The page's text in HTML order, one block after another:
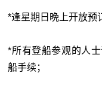
*逢星期日晩上开放预
*所有登船参观的人
船手续；